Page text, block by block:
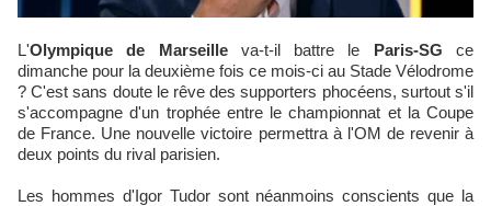
L'Olympique de Marseille va-t-il battre le Paris-SG ce
dimanche pour la deuxième fois ce mois-ci au Stade Vélodrome
? C'est sans doute le rêve des supporters phocéens, surtout s'il
s'accompagne d'un trophée entre le championnat et la Coupe
de France. Une nouvelle victoire permettra à l'OM de revenir à
deux points du rival parisien.
Les hommes d'Igor Tudor sont néanmoins conscients que la